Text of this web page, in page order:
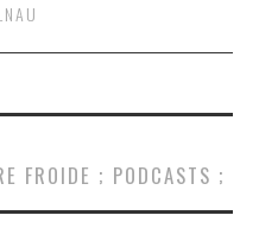
FROIDE ; PODCASTS ;